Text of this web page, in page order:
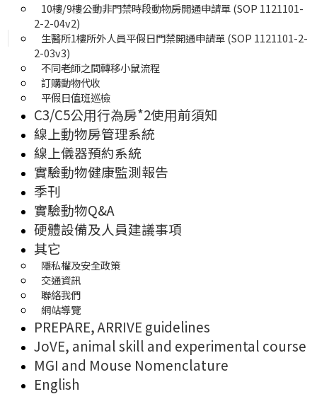
10樓/9樓公動非門禁時段動物房開通申請單 (SOP 1121101-
2-2-04v2)
生醫所1樓所外人員平假日門禁開通申請單 (SOP 1121101-2-
2-03v3)
不同老師之間轉移小鼠流程
訂購動物代收
平假日值班巡檢
C3/C5公用行為房*2使用前須知
線上動物房管理系統
線上儀器預約系統
實驗動物健康監測報告
季刊
實驗動物Q&A
硬體設備及人員建議事項
其它
隱私權及安全政策
交通資訊
聯絡我們
網站導覽
PREPARE, ARRIVE guidelines
JoVE, animal skill and experimental course
MGI and Mouse Nomenclature
English